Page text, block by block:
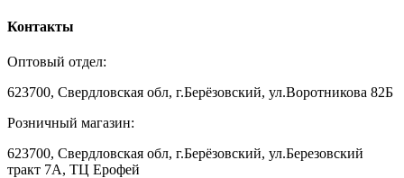
Контакты
Оптовый отдел:
623700, Свердловская обл, г.Берёзовский, ул.Воротникова 82Б
Розничный магазин:
623700, Свердловская обл, г.Берёзовский, ул.Березовский
тракт 7А, ТЦ Ерофей